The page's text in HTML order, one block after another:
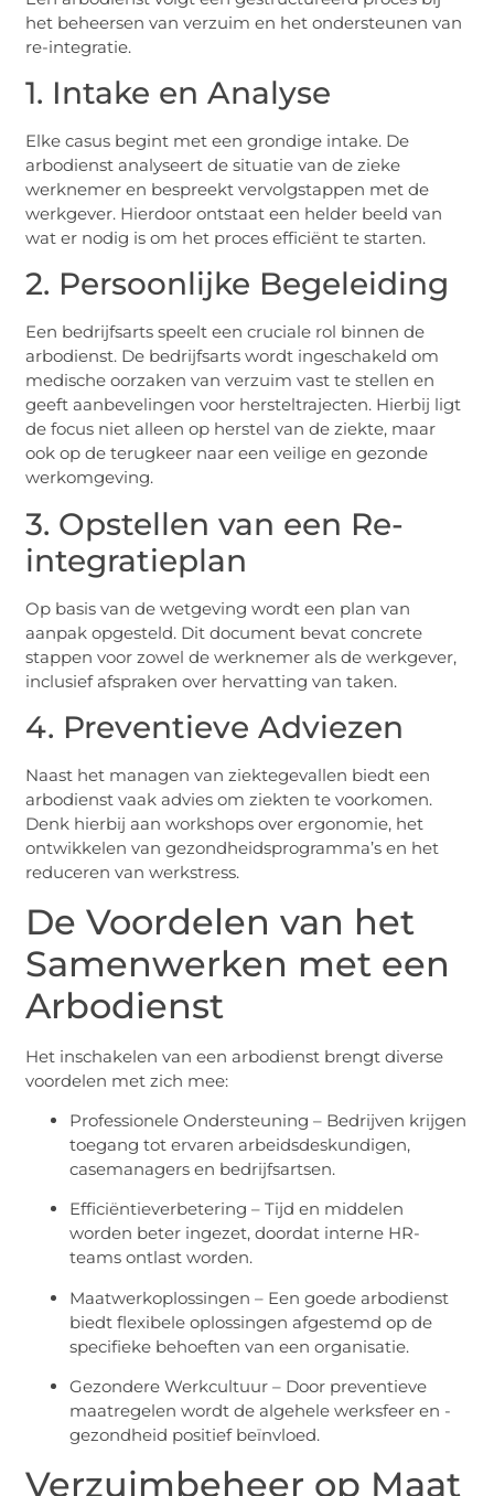
het beheersen van verzuim en het ondersteunen van
re-integratie.
1. Intake en Analyse
Elke casus begint met een grondige intake. De
arbodienst analyseert de situatie van de zieke
werknemer en bespreekt vervolgstappen met de
werkgever. Hierdoor ontstaat een helder beeld van
wat er nodig is om het proces efficiënt te starten.
2. Persoonlijke Begeleiding
Een bedrijfsarts speelt een cruciale rol binnen de
arbodienst. De bedrijfsarts wordt ingeschakeld om
medische oorzaken van verzuim vast te stellen en
geeft aanbevelingen voor hersteltrajecten. Hierbij ligt
de focus niet alleen op herstel van de ziekte, maar
ook op de terugkeer naar een veilige en gezonde
werkomgeving.
3. Opstellen van een Re-
integratieplan
Op basis van de wetgeving wordt een plan van
aanpak opgesteld. Dit document bevat concrete
stappen voor zowel de werknemer als de werkgever,
inclusief afspraken over hervatting van taken.
4. Preventieve Adviezen
Naast het managen van ziektegevallen biedt een
arbodienst vaak advies om ziekten te voorkomen.
Denk hierbij aan workshops over ergonomie, het
ontwikkelen van gezondheidsprogramma’s en het
reduceren van werkstress.
De Voordelen van het
Samenwerken met een
Arbodienst
Het inschakelen van een arbodienst brengt diverse
voordelen met zich mee:
Professionele Ondersteuning – Bedrijven krijgen
toegang tot ervaren arbeidsdeskundigen,
casemanagers en bedrijfsartsen.
Efficiëntieverbetering – Tijd en middelen
worden beter ingezet, doordat interne HR-
teams ontlast worden.
Maatwerkoplossingen – Een goede arbodienst
biedt flexibele oplossingen afgestemd op de
specifieke behoeften van een organisatie.
Gezondere Werkcultuur – Door preventieve
maatregelen wordt de algehele werksfeer en -
gezondheid positief beïnvloed.
Verzuimbeheer op Maat